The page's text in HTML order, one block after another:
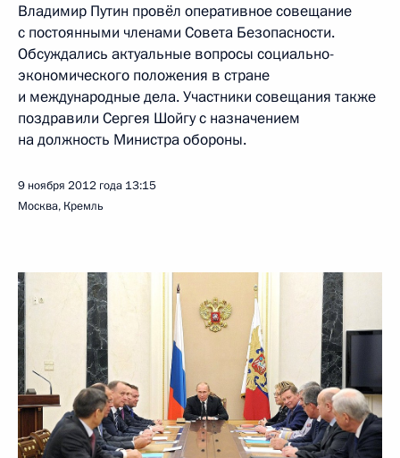
Владимир Путин провёл оперативное совещание
с постоянными членами Совета Безопасности.
Обсуждались актуальные вопросы социально-
экономического положения в стране
и международные дела. Участники совещания также
поздравили Сергея Шойгу с назначением
на должность Министра обороны.
9 ноября 2012 года 13:15
Москва, Кремль